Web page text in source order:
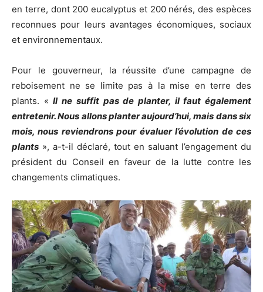
en terre, dont 200 eucalyptus et 200 nérés, des espèces
reconnues pour leurs avantages économiques, sociaux
et environnementaux.
Pour le gouverneur, la réussite d’une campagne de
reboisement ne se limite pas à la mise en terre des
plants. «Il ne suffit pas de planter, il faut également
entretenir. Nous allons planter aujourd’hui, mais dans six
mois, nous reviendrons pour évaluer l’évolution de ces
plants », a-t-il déclaré, tout en saluant l’engagement du
président du Conseil en faveur de la lutte contre les
changements climatiques.